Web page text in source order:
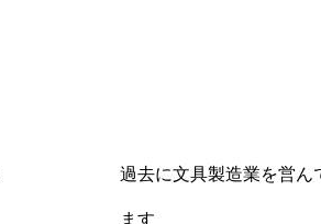
過去に文具製造業を営ん
ます